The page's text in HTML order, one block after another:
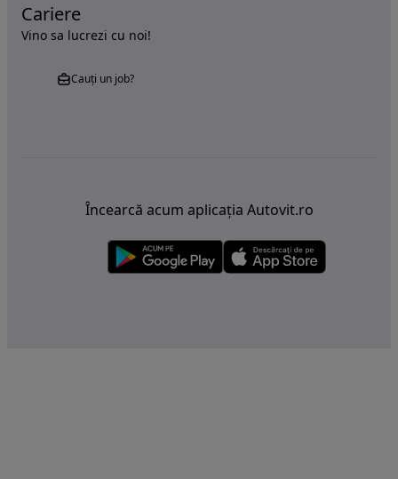
Cariere
Vino sa lucrezi cu noi!
Cauți un job?
Încearcă acum aplicația Autovit.ro